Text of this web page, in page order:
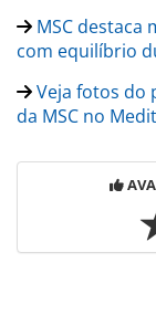
MSC destaca
com equilíbrio
Veja fotos do
da MSC no